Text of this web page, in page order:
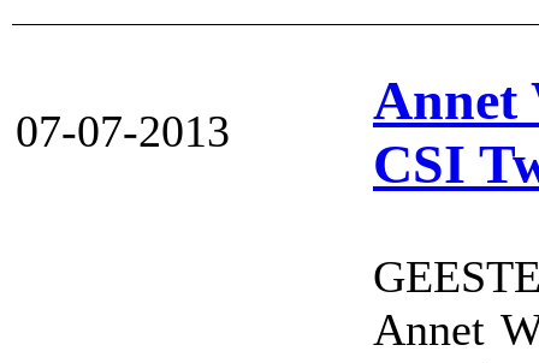
07-07-2013
Annet
CSI
Annet